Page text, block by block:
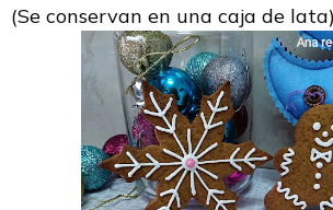
(Se conservan en una caja de